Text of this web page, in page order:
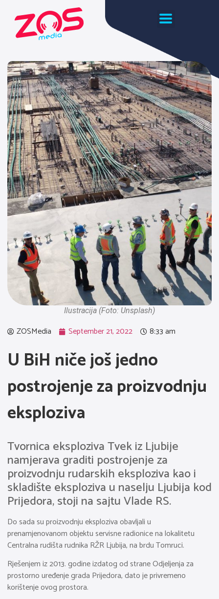
Ilustracija (Foto: Unsplash)
ZOSMedia September 21, 2022 8:33 am
U BiH niče još jedno
postrojenje za proizvodnju
eksploziva
Tvornica eksploziva Tvek iz Ljubije
namjerava graditi postrojenje za
proizvodnju rudarskih eksploziva kao i
skladište eksploziva u naselju Ljubija kod
Prijedora, stoji na sajtu Vlade RS.
Do sada su proizvodnju eksploziva obavljali u
prenamjenovanom objektu servisne radionice na lokalitetu
Centralna rudišta rudnika RŽR Ljubija, na brdu Tomruci.
Rješenjem iz 2013. godine izdatog od strane Odjeljenja za
prostorno uređenje grada Prijedora, dato je privremeno
korištenje ovog prostora.